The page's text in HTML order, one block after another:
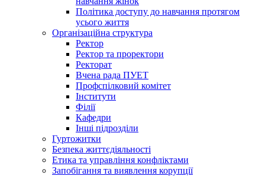
Політика доступу до навчання протягом
усього життя
Організаційна структура
Ректор
Ректор та проректори
Ректорат
Вчена рада ПУЕТ
Профспілковий комітет
Інститути
Філії
Кафедри
Інші підрозділи
Гуртожитки
Безпека життєдіяльності
Етика та управління конфліктами
Запобігання та виявлення корупції